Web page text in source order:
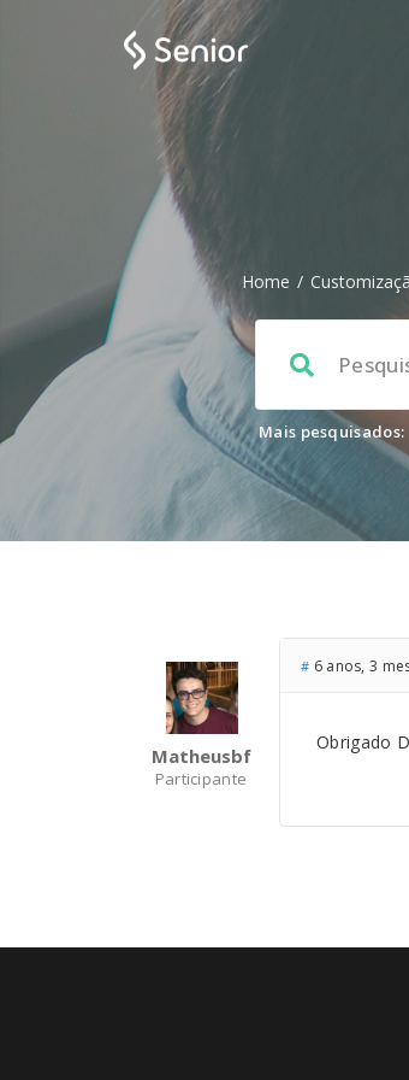
Home /
Mais pesquisados:
Matheusbf
Participante
# 6 anos, 3
Obrigado